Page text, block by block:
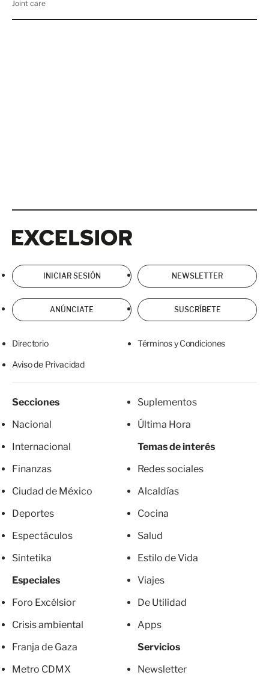
INICIAR SESIÓN NEWSLETTER
ANÚNCIATE SUSCRÍBETE
Directorio Términos y Condiciones
Aviso de Privacidad
Secciones
Nacional
Internacional
Finanzas
Ciudad de México
Deportes
Espectáculos
Sintetika
Especiales
Foro Excélsior
Crisis ambiental
Franja de Gaza
Metro CDMX
Suplementos
Última Hora
Temas de interés
Redes sociales
Alcaldías
Cocina
Salud
Estilo de Vida
Viajes
De Utilidad
Apps
Servicios
Newsletter